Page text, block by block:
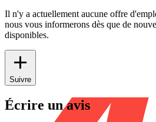
Il n'y a actuellement aucune offre
nous vous informerons dès que de
disponibles.
Suivre
Écrire un avis